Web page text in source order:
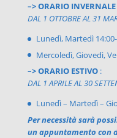
–> ORARIO INVERNALE
DAL 1 OTTOBRE AL 31
Lunedì, Martedì
Mercoledì, Giovedì,
–> ORARIO ESTIVO:
DAL 1 APRILE AL 30
Lunedì – Martedì –
Per necessità sarà
un appuntamento con